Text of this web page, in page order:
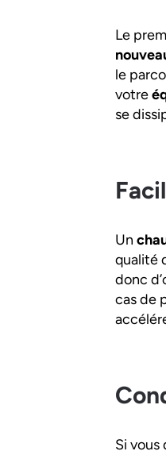
Le
le
votre
se
Un
qualité
donc
cas de
Si vous